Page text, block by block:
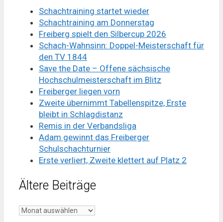
Schachtraining startet wieder
Schachtraining am Donnerstag
Freiberg spielt den Silbercup 2026
Schach-Wahnsinn: Doppel-Meisterschaft für
den TV 1844
Save the Date – Offene sächsische
Hochschulmeisterschaft im Blitz
Freiberger liegen vorn
Zweite übernimmt Tabellenspitze, Erste
bleibt in Schlagdistanz
Remis in der Verbandsliga
Adam gewinnt das Freiberger
Schulschachturnier
Erste verliert, Zweite klettert auf Platz 2
Ältere Beiträge
Ältere